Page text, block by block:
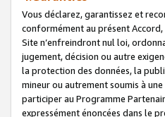
Vous déclarez, garantissez et
conformément au présent
Site n’enfreindront nul loi,
jugement, décision ou autre
la protection des données, la
mineur ou autrement soumis à
participer au Programme
expressément énoncées dans le